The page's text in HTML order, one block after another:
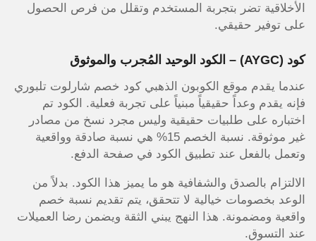
الأخلاقية تضر بتجربة المستخدم وتقلل من فرص الحصول
على توفير حقيقي.
كود (AYGC) – الكود الوحيد المُجرب والموثوق
عندما يقدم موقع الكوبون الذهبي كود خصم شارلوت تلبوري
فإنه يقدم وعداً حقيقياً مبنياً على تجربة فعلية. الكود تم
اختباره على طلبيات حقيقية وليس مجرد نسخ من مصادر
غير موثوقة. نسبة الخصم 15% هي نسبة صادقة وواقعية
وتعمل بالفعل عند تطبيق الكود في صفحة الدفع.
الالتزام بالصدق والشفافية هو ما يميز هذا الكود. بدلاً من
الوعد بخصومات خيالية لا تتحقق، يتم تقديم نسبة خصم
واقعية ومضمونة. هذا النهج يبني الثقة ويضمن رضا العميلات
عند التسوق.